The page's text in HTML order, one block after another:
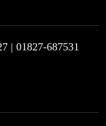
| 01827-687531